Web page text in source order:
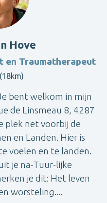
Hove
en Traumatherapeut
bent welkom in mijn
de Linsmeau 8, 4287
plek net voorbij de
en Landen. Hier is
voelen en te landen.
je na-Tuur-lijke
je dit: Het leven
worsteling....